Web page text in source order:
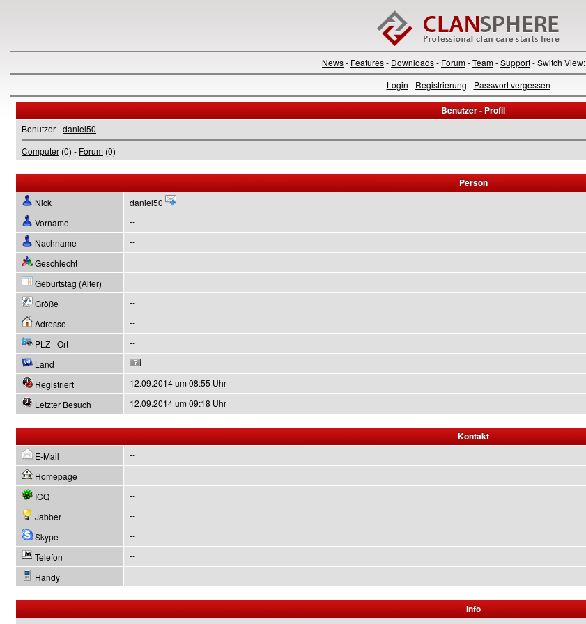
News- Features- Downloads- Forum-Team-Support- Switch View:
Login - Registrierung - Passwort vergessen
Benutzer - Profil
Benutzer -daniel50
Computer (0) - Forum (0)
Person
Nick
daniel50
Vorname
--
Nachname
--
Geschlecht
--
Geburtstag (Alter)
--
Größe
--
Adresse
--
PLZ - Ort
--
Land
----
Registriert
12.09.2014 um 08:55 Uhr
Letzter Besuch
12.09.2014 um 09:18 Uhr
Kontakt
E-Mail
--
Homepage
--
ICQ
--
Jabber
--
Skype
--
Telefon
--
Handy
--
Info